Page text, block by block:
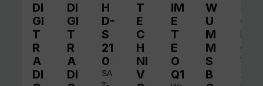
DI
GI
T
R
A
DI
DI
GI
T
R
A
DI
H
D-
S
21
0
SA
T
E
C
H
NI
V
IM
E
T
E
O
Q1
W
U
M
M
S
B
A
QI
N
O
V
A